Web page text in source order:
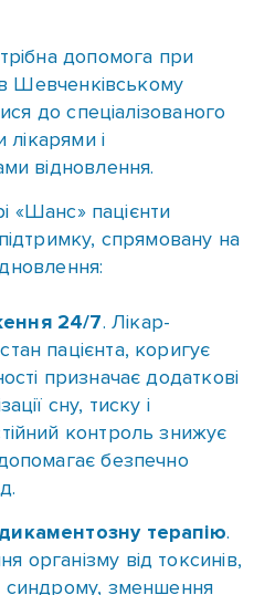
відновлення.
«Шанс» пацієнти
спрямовану на
24/7. Лікар-
призначає додаткові
сну, тиску і
контроль знижує
терапію.
від токсинів,
синдрому, зменшення
підбирається
стажу вживання
виявити